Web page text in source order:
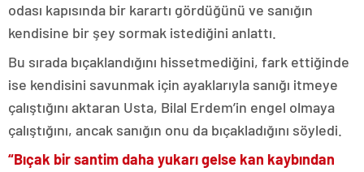
odası kapısında bir karartı gördüğünü ve sanığın
kendisine bir şey sormak istediğini anlattı.
Bu sırada bıçaklandığını hissetmediğini, fark ettiğinde
ise kendisini savunmak için ayaklarıyla sanığı itmeye
çalıştığını aktaran Usta, Bilal Erdem’in engel olmaya
çalıştığını, ancak sanığın onu da bıçakladığını söyledi.
“Bıçak bir santim daha yukarı gelse kan kaybından